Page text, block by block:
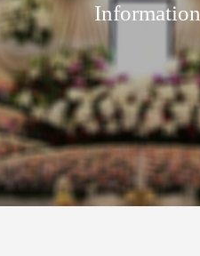
家族葬プラン
Information